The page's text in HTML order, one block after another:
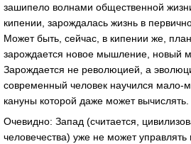
зашипело волнами общественной
кипении, зарождалась жизнь в
Может быть, сейчас, в кипении же,
зарождается новое мышление, новый
Зарождается не революцией, а
современный человек научился мало-
кануны которой даже может вычислять.
Очевидно: Запад (считается,
человечества) уже не может